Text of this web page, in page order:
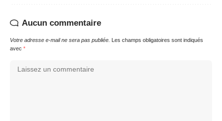
Aucun commentaire
Votre adresse e-mail ne sera pas publiée. Les champs obligatoires sont indiqués
avec *